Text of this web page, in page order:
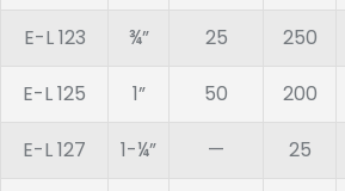
E-L 123 ¾” 25 250
E-L 125 1” 50 200
E-L 127 1-¼” — 25